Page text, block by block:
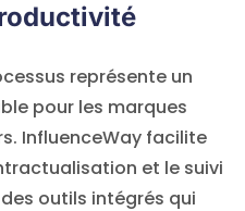
représente un
pour les marques
InfluenceWay facilite
et le suivi
outils intégrés qui